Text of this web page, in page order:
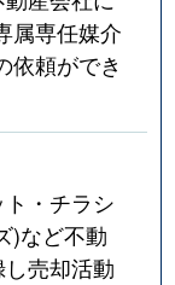
属専任媒介
依頼ができ
・チラシ
)など不動
売却活動